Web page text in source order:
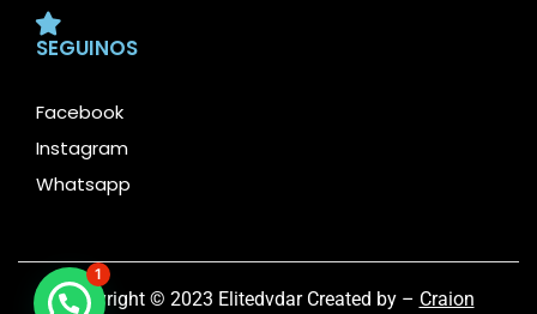
SEGUINOS
Facebook
Instagram
Whatsapp
Copyright © 2023 Elitedvdar Created by – Craion
1